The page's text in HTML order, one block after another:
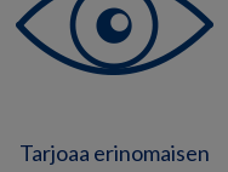
Tarjoaa erinomaisen